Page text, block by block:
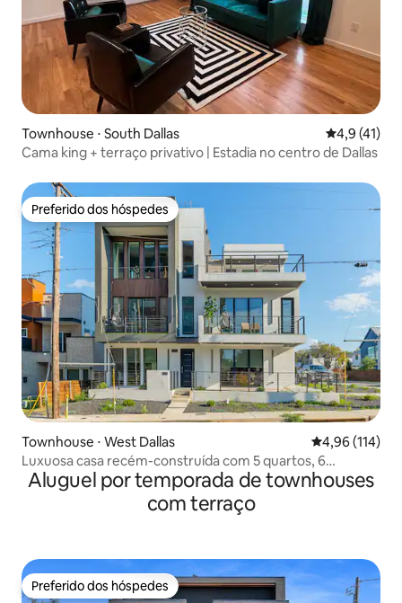
Townhouse ⋅ South Dallas 4,9 de uma
4,9 (41)
Cama king + terraço privativo | Estadia no centro de Dallas
Preferido dos hóspedes
Preferido dos hóspedes
Townhouse ⋅ West Dallas 4,96 de uma
4,96 (114)
Luxuosa casa recém-construída com 5 quartos, 6
banheiros e terraço
Aluguel por temporada de townhouses
com terraço
Preferido dos hóspedes
Preferido dos hóspedes